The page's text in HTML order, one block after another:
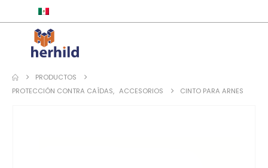
PRODUCTOS
PROTECCIÓN CONTRA CAÍDAS, ACCESORIOS CINTO PARA ARNES